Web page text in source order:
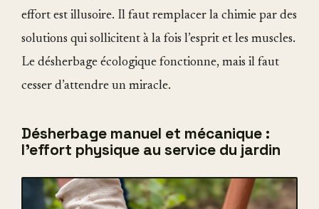
effort est illusoire. Il faut remplacer la chimie par des
solutions qui sollicitent à la fois l’esprit et les muscles.
Le désherbage écologique fonctionne, mais il faut
cesser d’attendre un miracle.
Désherbage manuel et mécanique :
l’effort physique au service du jardin